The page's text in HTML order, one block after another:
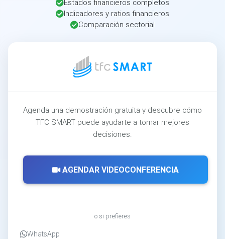
Estados financieros completos
Indicadores y ratios financieros
Comparación sectorial
Agenda una demostración gratuita y descubre cómo
TFC SMART puede ayudarte a tomar mejores
decisiones.
AGENDAR VIDEOCONFERENCIA
o si prefieres
WhatsApp